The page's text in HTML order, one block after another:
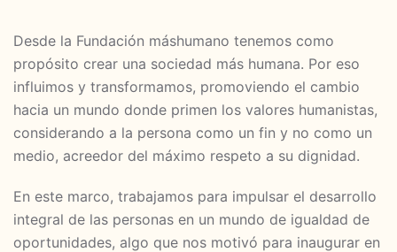
Desde la Fundación máshumano tenemos como
propósito crear una sociedad más humana. Por eso
influimos y transformamos, promoviendo el cambio
hacia un mundo donde primen los valores humanistas,
considerando a la persona como un fin y no como un
medio, acreedor del máximo respeto a su dignidad.
En este marco, trabajamos para impulsar el desarrollo
integral de las personas en un mundo de igualdad de
oportunidades, algo que nos motivó para inaugurar en